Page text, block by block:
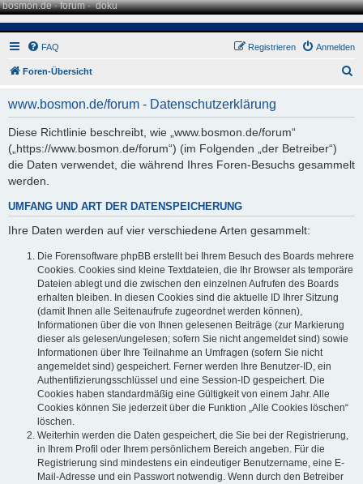
bosmon.de·forum·doku
FAQ Anmelden
Registrieren
Foren-Übersicht
www.bosmon.de/forum - Datenschutzerklärung
Diese Richtlinie beschreibt, wie „www.bosmon.de/forum“
(„https://www.bosmon.de/forum“) (im Folgenden „der Betreiber“)
die Daten verwendet, die während Ihres Foren-Besuchs gesammelt
werden.
UMFANG UND ART DER DATENSPEICHERUNG
Ihre Daten werden auf vier verschiedene Arten gesammelt:
Die Forensoftware phpBB erstellt bei Ihrem Besuch des Boards mehrere
Cookies. Cookies sind kleine Textdateien, die Ihr Browser als temporäre
Dateien ablegt und die zwischen den einzelnen Aufrufen des Boards
erhalten bleiben. In diesen Cookies sind die aktuelle ID Ihrer Sitzung
(damit Ihnen alle Seitenaufrufe zugeordnet werden können),
Informationen über die von Ihnen gelesenen Beiträge (zur Markierung
dieser als gelesen/ungelesen; sofern Sie nicht angemeldet sind) sowie
Informationen über Ihre Teilnahme an Umfragen (sofern Sie nicht
angemeldet sind) gespeichert. Ferner werden Ihre Benutzer-ID, ein
Authentifizierungsschlüssel und eine Session-ID gespeichert. Die
Cookies haben standardmäßig eine Gültigkeit von einem Jahr. Alle
Cookies können Sie jederzeit über die Funktion „Alle Cookies löschen“
löschen.
Weiterhin werden die Daten gespeichert, die Sie bei der Registrierung,
in Ihrem Profil oder Ihrem persönlichem Bereich angeben. Für die
Registrierung sind mindestens ein eindeutiger Benutzername, eine E-
Mail-Adresse und ein Passwort notwendig. Wenn durch den Betreiber